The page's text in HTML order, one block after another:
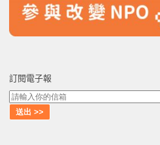
訂閱電子報